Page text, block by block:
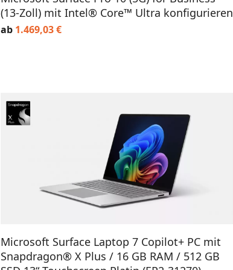
(13-Zoll) mit Intel® Core™ Ultra konfigurieren
ab 1.469,03€
IN DEN WARENKORB
Microsoft Surface Laptop 7 Copilot+ PC mit
Snapdragon® X Plus / 16 GB RAM / 512 GB